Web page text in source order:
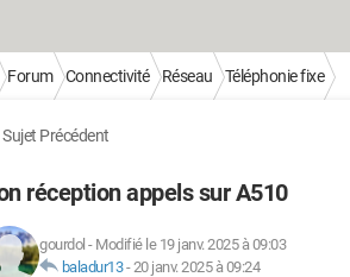
Forum Connectivité Réseau Téléphonie fixe
Sujet Précédent
réception appels sur A510
gourdol - Modifié le 19 janv. 2025 à 09:03
baladur13-20 janv. 2025 à 09:24